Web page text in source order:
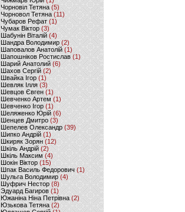
Чорновіл Тетяна (5)
Чорновол Тетяна (11)
Чубаров Рефат (1)
Чумак Віктор(3)
Шабунін Віталій (4)
Шандра Володимир (2)
Шаповалов Анатолій(1)
Шапошніков Ростислав(1)
Шарий Анатолий(6)
Шахов Сергій(2)
Швайка Ігор (1)
Шевляк Ілля (3)
Шевцов Євген (1)
Шевченко Артем(1)
Шевченко Ігор(1)
Шеляженко Юрій (6)
Шенцев Дмитро (3)
Шепелев Олександр (39)
Шипко Андрій(1)
Шкиряк Зорян(12)
Шкіль Андрій(2)
Шкіль Максим (4)
Шокін Віктор (15)
Шпак Василь Федорович (1)
Шульга Володимир (4)
Шуфрич Нестор(8)
Эдуард Багиров (1)
Южаніна Ніна Петрівна (2)
Юзькова Тетяна(2)